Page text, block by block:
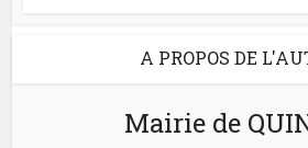
A PROPOS DE
Mairie de